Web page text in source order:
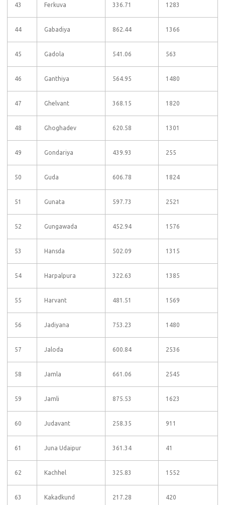
43 Ferkuva 336.71 1283
44 Gabadiya 862.44 1366
45 Gadola 541.06 563
46 Ganthiya 564.95 1480
47 Ghelvant 368.15 1820
48 Ghoghadev 620.58 1301
49 Gondariya 439.93 255
50 Guda 606.78 1824
51 Gunata 597.73 2521
52 Gungawada 452.94 1576
53 Hansda 502.09 1315
54 Harpalpura 322.63 1385
55 Harvant 481.51 1569
56 Jadiyana 753.23 1480
57 Jaloda 600.84 2536
58 Jamla 661.06 2545
59 Jamli 875.53 1623
60 Judavant 258.35 911
61 Juna Udaipur 361.34 41
62 Kachhel 325.83 1552
63 Kakadkund 217.28 420